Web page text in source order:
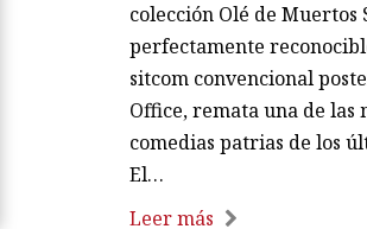
colección Olé de Muertos
perfectamente
sitcom convencional
Office, remata una de las
comedias patrias de los
El…
Leer más